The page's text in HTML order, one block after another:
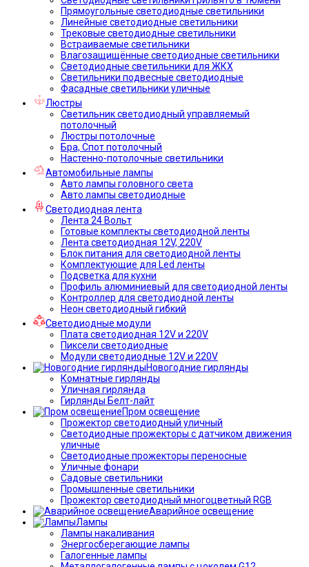
Прямоугольные светодиодные светильники
Линейные светодиодные светильники
Трековые светодиодные светильники
Встраиваемые светильники
Влагозащищённые светодиодные светильники
Светодиодные светильники для ЖКХ
Светильники подвесные светодиодные
Фасадные светильники уличные
Люстры
Светильник светодиодный управляемый
потолочный
Люстры потолочные
Бра, Спот потолочный
Настенно-потолочные светильники
Автомобильные лампы
Авто лампы головного света
Авто лампы светодиодные
Светодиодная лента
Лента 24 Вольт
Готовые комплекты светодиодной ленты
Лента светодиодная 12V, 220V
Блок питания для светодиодной ленты
Комплектующие для Led ленты
Подсветка для кухни
Профиль алюминиевый для светодиодной ленты
Контроллер для светодиодной ленты
Неон светодиодный гибкий
Светодиодные модули
Плата светодиодная 12V и 220V
Пиксели светодиодные
Модули светодиодные 12V и 220V
Новогодние гирлянды
Комнатные гирлянды
Уличная гирлянда
Гирлянды Белт-лайт
Пром освещение
Прожектор светодиодный уличный
Светодиодные прожекторы с датчиком движения
уличные
Светодиодные прожекторы переносные
Уличные фонари
Садовые светильники
Промышленные светильники
Прожектор светодиодный многоцветный RGB
Аварийное освещение
Лампы
Лампы накаливания
Энергосберегающие лампы
Галогенные лампы